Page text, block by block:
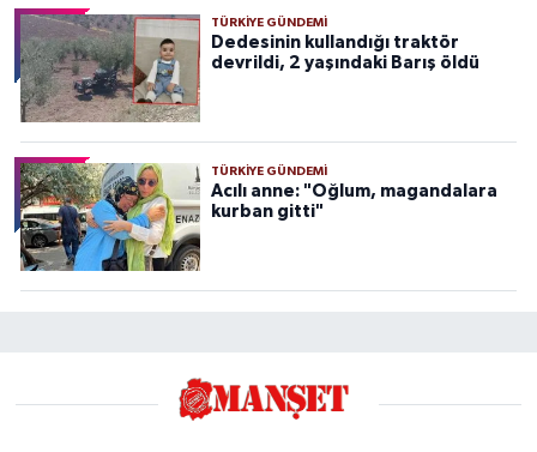
TÜRKIYE GÜNDEMI
Dedesinin kullandığı traktör
devrildi, 2 yaşındaki Barış öldü
TÜRKIYE GÜNDEMI
Acılı anne: "Oğlum, magandalara
kurban gitti"